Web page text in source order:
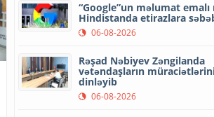
“Google”un məlumat
Hindistanda etirazlara
06-08-2026
Rəşad Nəbiyev Zəngilanda
vətəndaşların
dinləyib
06-08-2026